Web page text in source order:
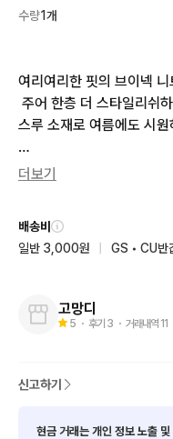
수량1개
여리여리한 핏의 브이넥
주어 한층 더 스타일리쉬
스루 소재로 여름에도 시
여름에 속옷만 입고 입어도
더보기
배송비
일반 3,000원
GS • CU
고망디
5 ・ 후기 3 ・ 거래내역 11
신고하기
현금 거래는 개인 정보 노출